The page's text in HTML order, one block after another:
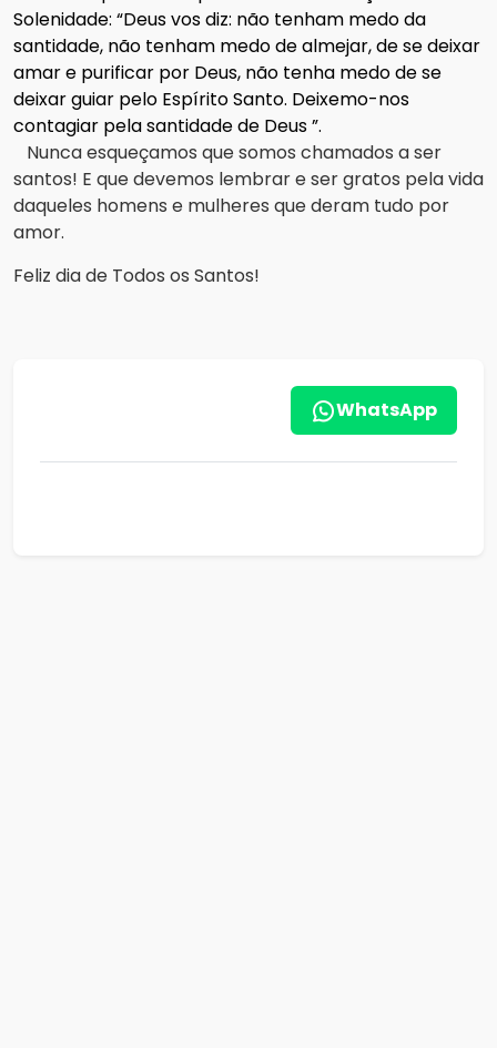
Solenidade: “Deus vos diz: não tenham medo da
santidade, não tenham medo de almejar, de se deixar
amar e purificar por Deus, não tenha medo de se
deixar guiar pelo Espírito Santo. Deixemo-nos
contagiar pela santidade de Deus ”.
Nunca esqueçamos que somos chamados a ser
santos! E que devemos lembrar e ser gratos pela vida
daqueles homens e mulheres que deram tudo por
amor.
Feliz dia de Todos os Santos!
WhatsApp